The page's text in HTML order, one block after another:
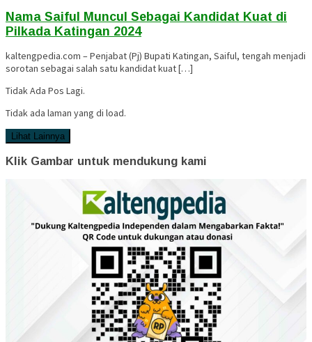
Nama Saiful Muncul Sebagai Kandidat Kuat di
Pilkada Katingan 2024
kaltengpedia.com – Penjabat (Pj) Bupati Katingan, Saiful, tengah menjadi
sorotan sebagai salah satu kandidat kuat […]
Tidak Ada Pos Lagi.
Tidak ada laman yang di load.
Lihat Lainnya
Klik Gambar untuk mendukung kami